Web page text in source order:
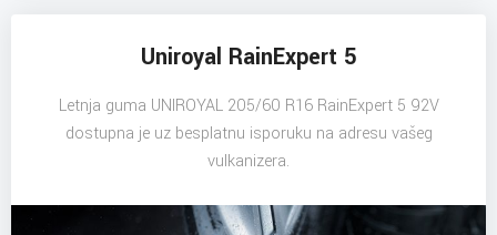
Uniroyal RainExpert 5
Letnja guma UNIROYAL 205/60 R16 RainExpert 5 92V
dostupna je uz besplatnu isporuku na adresu vašeg
vulkanizera.